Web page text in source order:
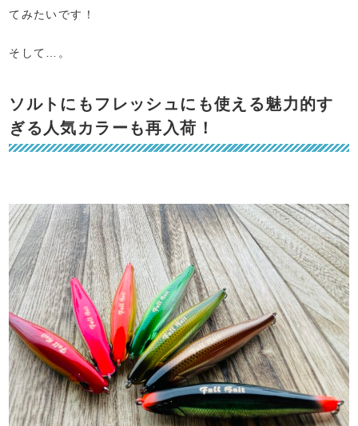
てみたいです！
そして…。
ソルトにもフレッシュにも使える魅力的す
ぎる人気カラーも再入荷！